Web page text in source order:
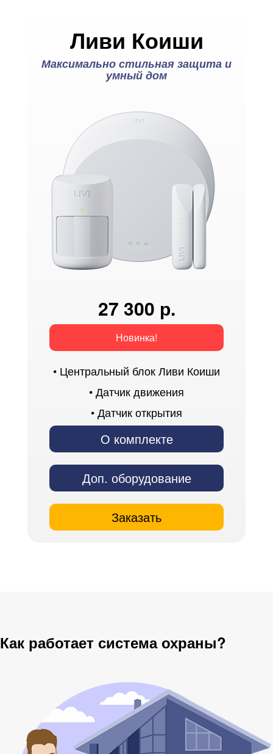
Ливи Коиши
Максимально стильная защита и
умный дом
27 300 р.
Новинка!
• Центральный блок Ливи Коиши
• Датчик движения
• Датчик открытия
О комплекте
Доп. оборудование
Заказать
Как работает система охраны?